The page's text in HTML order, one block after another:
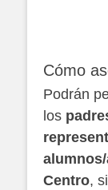
Cómo
Podrán
los
Centro,